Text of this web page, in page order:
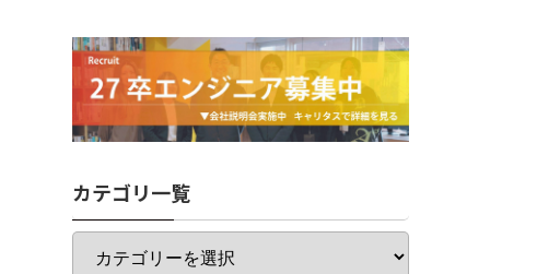
カテゴリ一覧
カ